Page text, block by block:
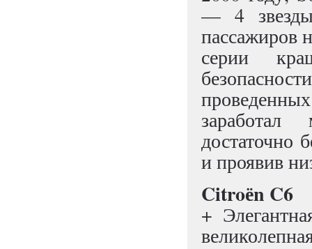
— 4
пассажиров
серии
заработал
достаточно
и проявив
Citroёn C6
+